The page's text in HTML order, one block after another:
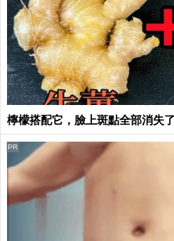
檸檬搭配它，臉上斑點全部消失
PR